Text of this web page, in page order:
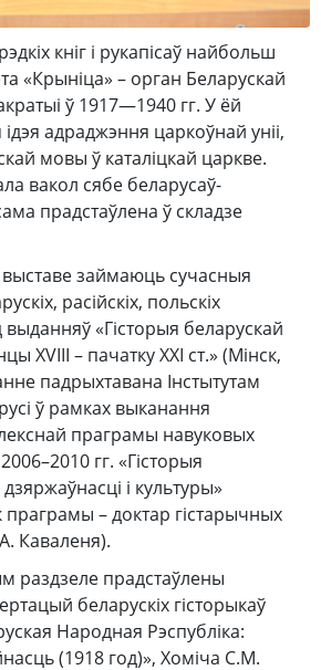
кніг і рукапісаў найбольш
«Крыніца» – орган Беларускай
ў 1917—1940 гг. У ёй
адраджэння царкоўнай уніі,
мовы ў каталіцкай царкве.
вакол сябе беларусаў-
прадстаўлена ў складзе
займаюць сучасныя
расійскіх, польскіх
«Гісторыя беларускай
XVIII – пачатку ХХI ст.» (Мінск,
падрыхтавана Інстытутам
ў рамках выканання
праграмы навуковых
гг. «Гісторыя
і культуры»
праграмы – доктар гістарычных
Каваленя).
раздзеле прадстаўлены
беларускіх гісторыкаў
Народная Рэспубліка:
(1918 год)», Хоміча С.М.